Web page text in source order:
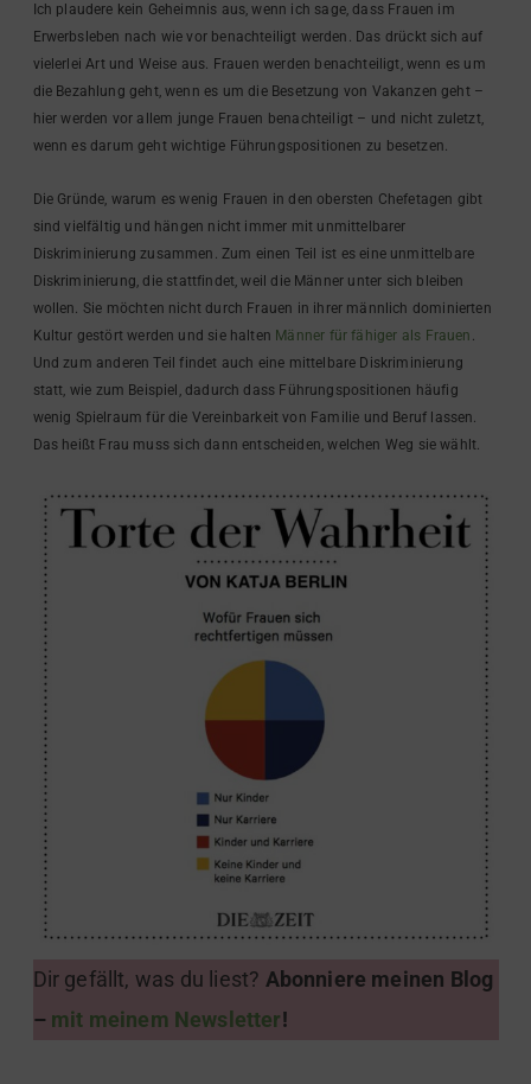
Ich plaudere kein Geheimnis aus, wenn ich sage, dass Frauen im
Erwerbsleben nach wie vor benachteiligt werden. Das drückt sich auf
vielerlei Art und Weise aus. Frauen werden benachteiligt, wenn es um
die Bezahlung geht, wenn es um die Besetzung von Vakanzen geht –
hier werden vor allem junge Frauen benachteiligt – und nicht zuletzt,
wenn es darum geht wichtige Führungspositionen zu besetzen.
Die Gründe, warum es wenig Frauen in den obersten Chefetagen gibt
sind vielfältig und hängen nicht immer mit unmittelbarer
Diskriminierung zusammen. Zum einen Teil ist es eine unmittelbare
Diskriminierung, die stattfindet, weil die Männer unter sich bleiben
wollen. Sie möchten nicht durch Frauen in ihrer männlich dominierten
Kultur gestört werden und sie halten Männer für fähiger als Frauen
Und zum anderen Teil findet auch eine mittelbare Diskriminierung
statt, wie zum Beispiel, dadurch dass Führungspositionen häufig
wenig Spielraum für die Vereinbarkeit von Familie und Beruf lassen.
Das heißt Frau muss sich dann entscheiden, welchen Weg sie wählt.
Dir gefällt, was du liest? Abonniere meinen Blog
– mit meinem Newsletter!